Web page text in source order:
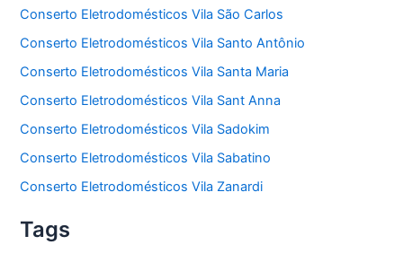
Conserto Eletrodomésticos Vila São Carlos
Conserto Eletrodomésticos Vila Santo Antônio
Conserto Eletrodomésticos Vila Santa Maria
Conserto Eletrodomésticos Vila Sant Anna
Conserto Eletrodomésticos Vila Sadokim
Conserto Eletrodomésticos Vila Sabatino
Conserto Eletrodomésticos Vila Zanardi
Tags